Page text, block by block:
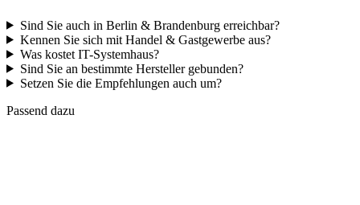
Sind Sie auch in Berlin & Brandenburg erreichbar?
Kennen Sie sich mit Handel & Gastgewerbe aus?
Was kostet IT-Systemhaus?
Sind Sie an bestimmte Hersteller gebunden?
Setzen Sie die Empfehlungen auch um?
Passend dazu